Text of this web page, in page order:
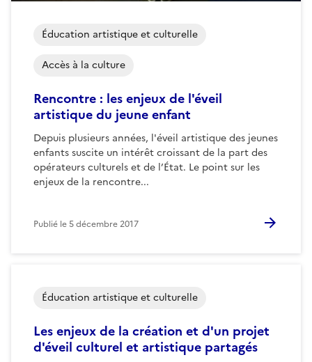
Rencontre : les enjeux de l'éveil
artistique du jeune enfant
Depuis plusieurs années, l'éveil artistique des jeunes
enfants suscite un intérêt croissant de la part des
opérateurs culturels et de l’État. Le point sur les
enjeux de la rencontre...
Éducation artistique et culturelle
Accès à la culture
Publié le5 décembre 2017
Les enjeux de la création et d'un projet
d'éveil culturel et artistique partagés
Éducation artistique et culturelle